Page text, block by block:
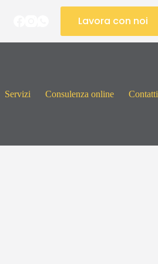
Lavora con noi
Servizi Consulenza online Contatti